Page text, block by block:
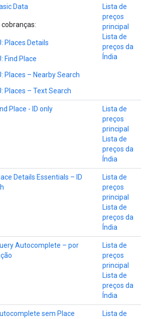
Data
Places Details
Find Place
Places – Nearby Search
Places – Text Search
Lista de
preços
principal
Lista de
preços da
Índia
Place - ID only
Lista de
preços
principal
Lista de
preços da
Índia
Details Essentials – ID
Lista de
preços
principal
Lista de
preços da
Índia
Autocomplete – por
Lista de
preços
principal
Lista de
preços da
Índia
sem Place
Lista de